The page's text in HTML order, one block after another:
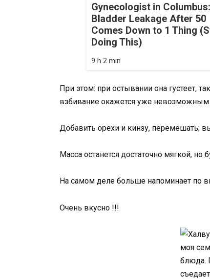
Gynecologist in Columbus:
Bladder Leakage After 50
Comes Down to 1 Thing
Doing This)
9 h 2 min
При этом: при остывании она густеет,
взбивание окажется уже невозможным.
Добавить орехи и кинзу, перемешать;
Масса останется достаточно мягкой,
На самом деле больше напоминает по
Очень вкусно !!!